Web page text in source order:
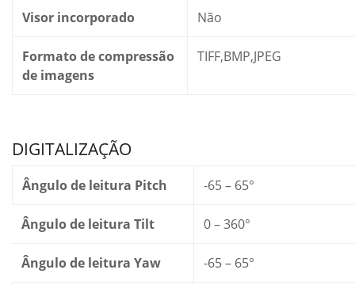
Visor incorporado Não
Formato de compressão
de imagens
TIFF,BMP,JPEG
DIGITALIZAÇÃO
Ângulo de leitura Pitch -65 – 65°
Ângulo de leitura Tilt 0 – 360°
Ângulo de leitura Yaw -65 – 65°